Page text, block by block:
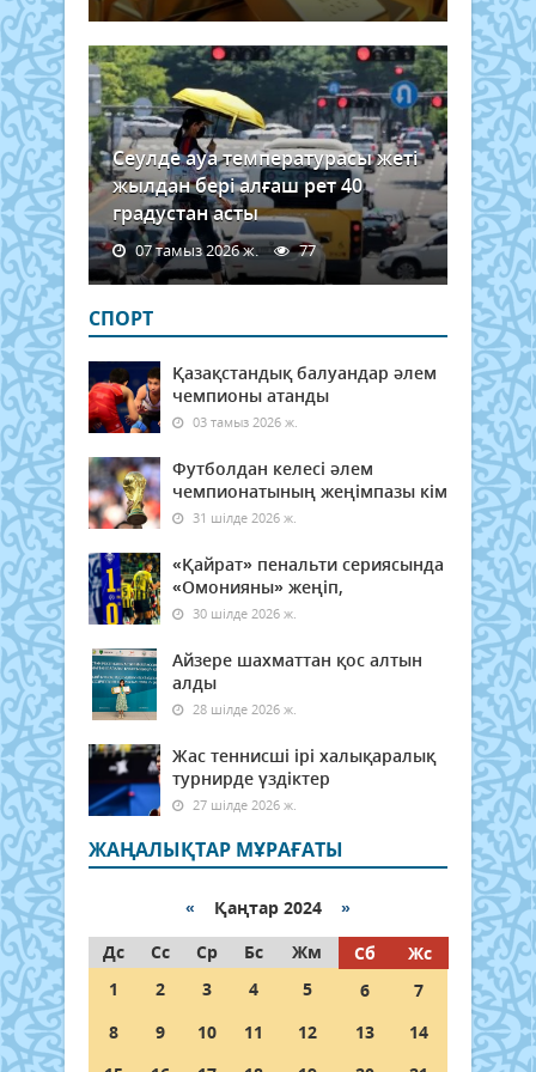
Сеулде ауа температурасы жеті
жылдан бері алғаш рет 40
градустан асты
07 тамыз 2026 ж. 77
СПОРТ
Қазақстандық балуандар әлем
чемпионы атанды
03 тамыз 2026 ж.
Футболдан келесі әлем
чемпионатының жеңімпазы кім
31 шілде 2026 ж.
«Қайрат» пенальти сериясында
«Омонияны» жеңіп,
30 шілде 2026 ж.
Айзере шахматтан қос алтын
алды
28 шілде 2026 ж.
Жас теннисші ірі халықаралық
турнирде үздіктер
27 шілде 2026 ж.
ЖАҢАЛЫҚТАР МҰРАҒАТЫ
« Қаңтар 2024 »
Дс
Сс Ср Бс Жм Сб
Жс
1
2 3 4 5 6
7
8
9 10 11 12 13
14